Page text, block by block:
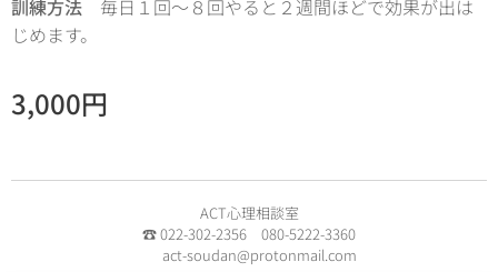
訓練方法 毎日１回～８回やると２週間ほどで効果が出は
じめます。
3,000円
ACT心理相談室
☎ 022-302-2356 080-5222-3360
✉ act-soudan@protonmail.com